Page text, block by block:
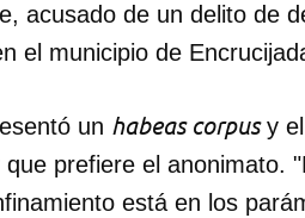
acusado de un delito de
el municipio de
un habeas corpusy el
prefiere el anonimato.
está en los